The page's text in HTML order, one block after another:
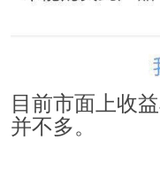
目前市面上收
并不多。